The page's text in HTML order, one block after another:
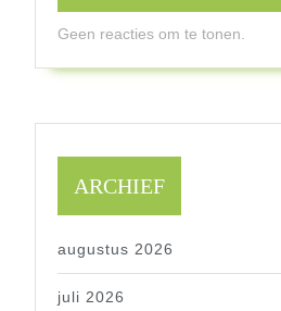
Geen reacties om te tonen.
ARCHIEF
augustus 2026
juli 2026